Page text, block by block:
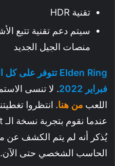
تقنية HDR
سيتم دعم تقنية تتبع
منصات الجيل الجديد
فبراير 2022
. لا تنسى
اللعب من هنا. انتظروا
يُذكر أنه لم يتم الكشف عن
الحاسب الشخصي حتى الآن.